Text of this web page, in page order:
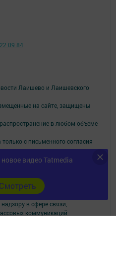
видео Tatmedia
Cмотреть
Лаишево и Лаишевского
на сайте, защищены
в любом объеме
с письменного согласия
по печати и массовым
новь)
дата: Эл №ФC 77-90200 от
в сфере связи,
коммуникаций
09 84